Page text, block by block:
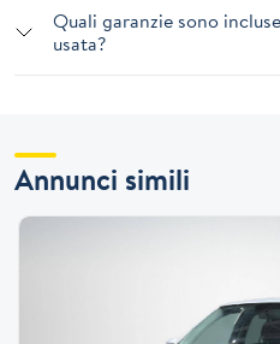
Quali garanzie sono
usata?
Annunci simili